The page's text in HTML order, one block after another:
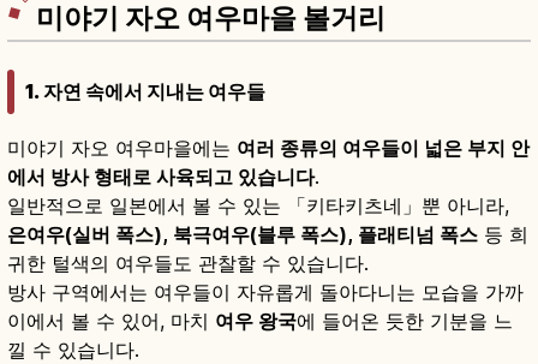
미야기 자오 여우마을 볼거리
1. 자연 속에서 지내는 여우들
미야기 자오 여우마을에는 여러 종류의 여우들이 넓은 부지 안
에서 방사 형태로 사육되고 있습니다.
일반적으로 일본에서 볼 수 있는 「키타키츠네」뿐 아니라,
은여우(실버 폭스), 북극여우(블루 폭스), 플래티넘 폭스 등 희
귀한 털색의 여우들도 관찰할 수 있습니다.
방사 구역에서는 여우들이 자유롭게 돌아다니는 모습을 가까
이에서 볼 수 있어, 마치 여우 왕국에 들어온 듯한 기분을 느
낄 수 있습니다.